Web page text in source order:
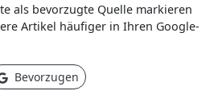
als bevorzugte Quelle markieren
Artikel häufiger in Ihren Google-
Bevorzugen